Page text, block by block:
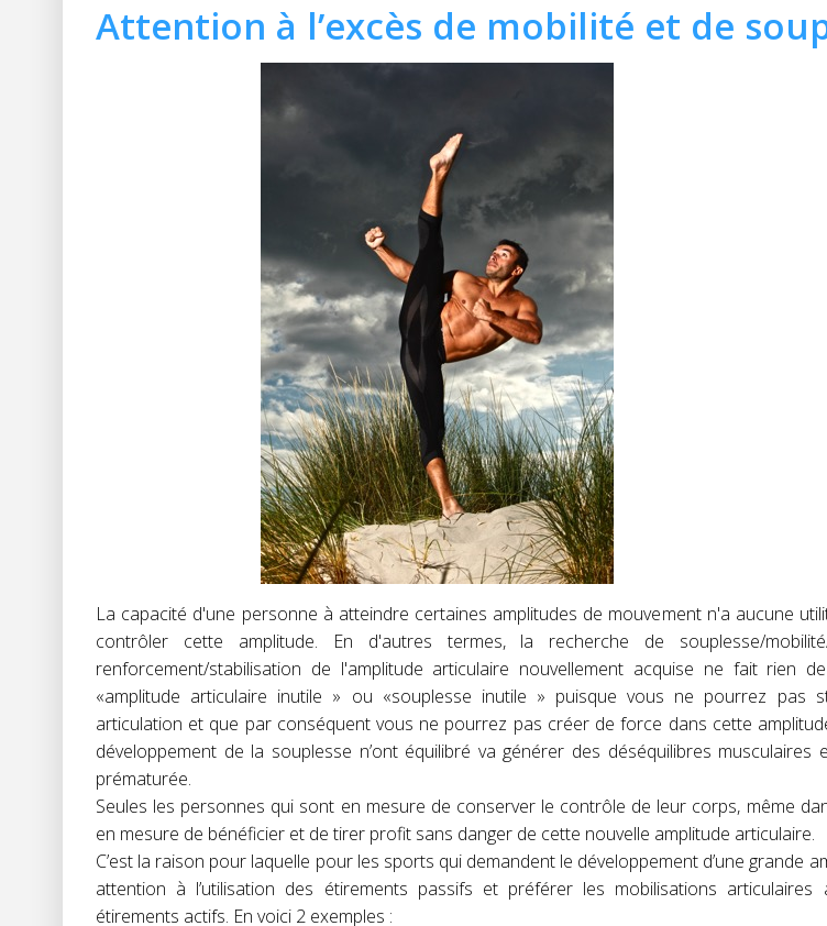
Attention à l’excès de mobilité et de
La capacité d'une personne à atteindre certaines amplitudes de mouvement n'a aucune
contrôler cette amplitude. En d'autres termes, la recherche de souplesse/
renforcement/stabilisation de l'amplitude articulaire nouvellement acquise ne fait rien
«amplitude articulaire inutile » ou «souplesse inutile » puisque vous ne pourrez pas
articulation et que par conséquent vous ne pourrez pas créer de force dans cette
développement de la souplesse n’ont équilibré va générer des déséquilibres
prématurée.
Seules les personnes qui sont en mesure de conserver le contrôle de leur corps, même
en mesure de bénéficier et de tirer profit sans danger de cette nouvelle amplitude articulaire.
C’est la raison pour laquelle pour les sports qui demandent le développement d’une grande
attention à l’utilisation des étirements passifs et préférer les mobilisations articulaires
étirements actifs. En voici 2 exemples :